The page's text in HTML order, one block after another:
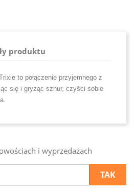
produktu
to połączenie przyjemnego z
się i gryząc sznur, czyści sobie
i wyprzedażach